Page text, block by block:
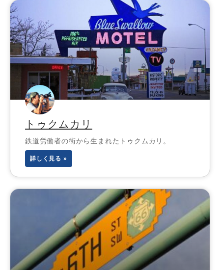
トゥクムカリ
鉄道労働者の街から生まれたトゥクムカリ。
詳しく見る »